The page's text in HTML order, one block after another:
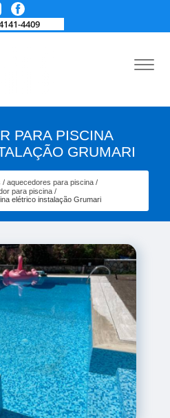
4409
PARA PISCINA
GRUMARI
aquecedores para piscina
para piscina
elétrico instalação Grumari